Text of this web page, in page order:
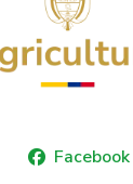
Facebook